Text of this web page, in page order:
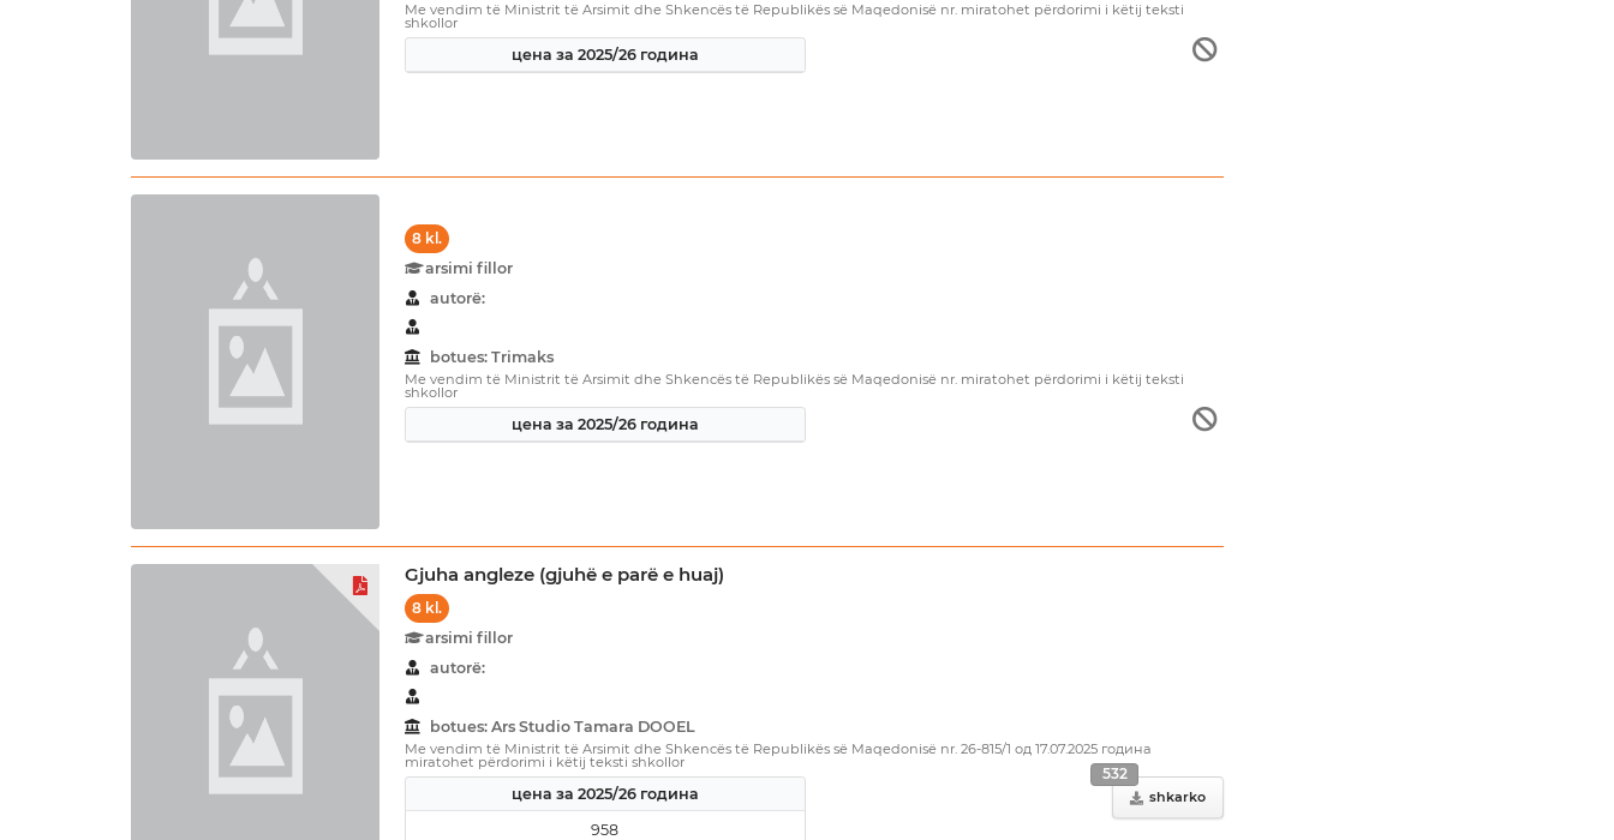
Me vendim të Ministrit të Arsimit dhe Shkencës të Republikës së Maqedonisë nr. miratohet përdorimi i këtij teksti
shkollor
цена за 2025/26 година
8 kl.
arsimi fillor
autorë:
botues: Trimaks
Me vendim të Ministrit të Arsimit dhe Shkencës të Republikës së Maqedonisë nr. miratohet përdorimi i këtij teksti
shkollor
цена за 2025/26 година
Gjuha angleze (gjuhë e parë e huaj)
8 kl.
arsimi fillor
autorë:
botues: Ars Studio Tamara DOOEL
Me vendim të Ministrit të Arsimit dhe Shkencës të Republikës së Maqedonisë nr. 26-815/1 од 17.07.2025 година
miratohet përdorimi i këtij teksti shkollor
цена за 2025/26 година
958
shkarko
532